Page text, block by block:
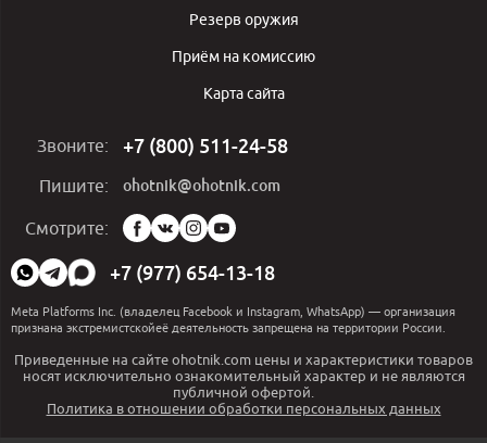
Резерв оружия
Приём на комиссию
Карта сайта
Звоните: +7 (800) 511-24-58
Пишите: ohotnik@ohotnik.com
Смотрите:
Мы
в
социальных
сетях:
+7 (977) 654-13-18
Meta Platforms Inc. (владелец Facebook и Instagram, WhatsApp) — организация
признана экстремистскойеё деятельность запрещена на территории России.
Приведенные на сайте ohotnik.com цены и характеристики товаров
носят исключительно ознакомительный характер и не являются
публичной офертой.
Политика в отношении обработки персональных данных